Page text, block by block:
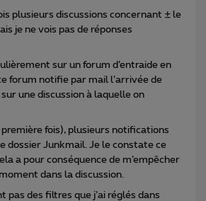
plusieurs discussions concernant ± le
je ne vois pas de réponses
sur un forum d’entraide en
forum notifie par mail l’arrivée de
une discussion à laquelle on
première fois), plusieurs notifications
dossier Junkmail. Je le constate ce
a pour conséquence de m’empêcher
dans la discussion.
pas des filtres que j’ai réglés dans